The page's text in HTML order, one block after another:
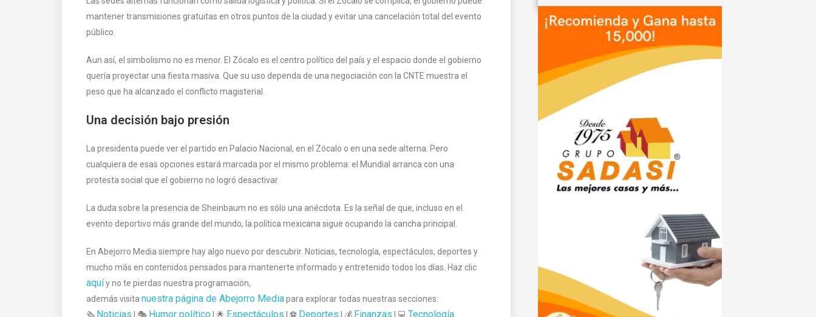
mantener transmisiones gratuitas en otros puntos de la ciudad y evitar una cancelación total del evento
público.
Aun así, el simbolismo no es menor. El Zócalo es el centro político del país y el espacio donde el gobierno
quería proyectar una fiesta masiva. Que su uso dependa de una negociación con la CNTE muestra el
peso que ha alcanzado el conflicto magisterial.
Una decisión bajo presión
La presidenta puede ver el partido en Palacio Nacional, en el Zócalo o en una sede alterna. Pero
cualquiera de esas opciones estará marcada por el mismo problema: el Mundial arranca con una
protesta social que el gobierno no logró desactivar.
La duda sobre la presencia de Sheinbaum no es sólo una anécdota. Es la señal de que, incluso en el
evento deportivo más grande del mundo, la política mexicana sigue ocupando la cancha principal.
En Abejorro Media siempre hay algo nuevo por descubrir. Noticias, tecnología, espectáculos, deportes y
mucho más en contenidos pensados para mantenerte informado y entretenido todos los días. Haz clic
aquíy no te pierdas nuestra programación,
además visita nuestra página de Abejorro Mediapara explorar todas nuestras secciones:
🗞️ Noticias | 🎭 Humor político | 🌟 Espectáculos | ⚽ Deportes | 💰 Finanzas | 💻 Tecnología